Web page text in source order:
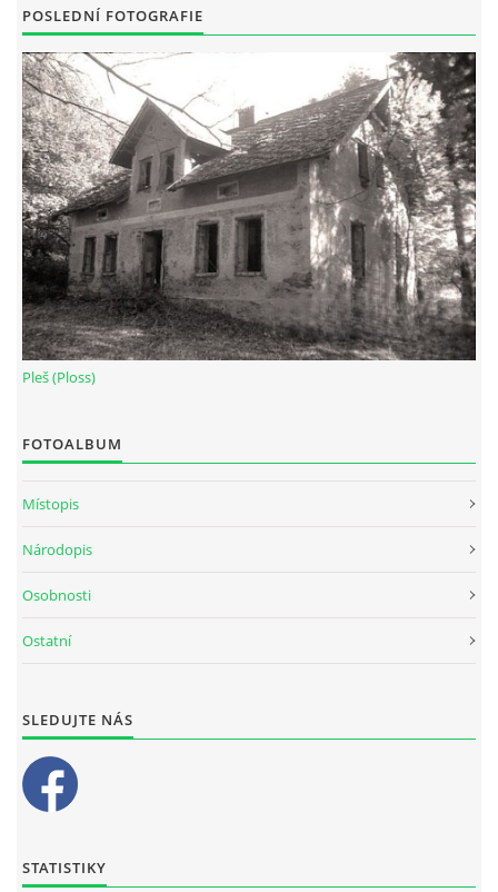
tel. 773 916 275
info@domdej.cz
--------------------------------------------------------------
Tento projekt je realizován za finanční podpory
města Domažlice.
© 2026 eStránky.cz | Aktualizováno: 17. 7. 2026|Nahoru ↑
POSLEDNÍ FOTOGRAFIE
Pleš (Ploss)
FOTOALBUM
Místopis
Národopis
Osobnosti
Ostatní
SLEDUJTE NÁS
STATISTIKY